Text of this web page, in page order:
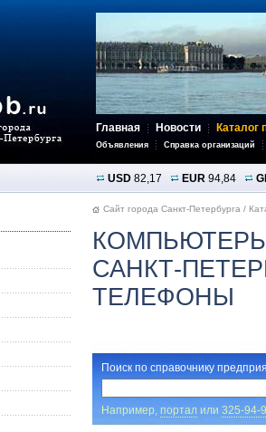
Главная Новости Каталог
Объявления Справка организаций
USD 82,17 EUR 94,84
Сайт города Санкт-Петербурга /
САНКТ-
ТЕЛЕФОНЫ
Поиск по справочнику
Например, порталили 325-94-